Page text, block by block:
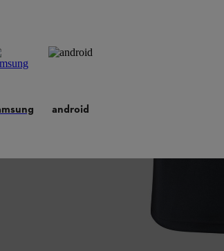
android